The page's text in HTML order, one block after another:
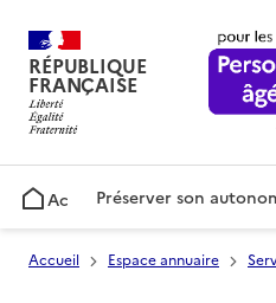
RÉPUBLIQUE
FRANÇAISE
AccueilPréserver son
Accueil Espace annuaire